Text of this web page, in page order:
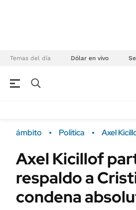
Temas del día Dólar en vivo
Campo
FINANZAS
Dólar
ámbito Política Axel
Axel Kicillof
respaldo a
condena